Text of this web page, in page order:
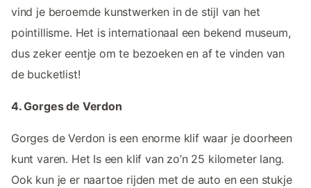
vind je beroemde kunstwerken in de stijl van het
pointillisme. Het is internationaal een bekend museum,
dus zeker eentje om te bezoeken en af te vinden van
de bucketlist!
4. Gorges de Verdon
Gorges de Verdon is een enorme klif waar je doorheen
kunt varen. Het Is een klif van zo’n 25 kilometer lang.
Ook kun je er naartoe rijden met de auto en een stukje